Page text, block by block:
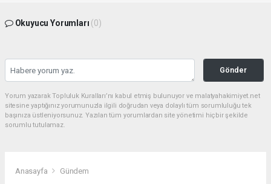
Okuyucu Yorumları (0)
Gönder
Yorum yazarak Topluluk Kuralları’nı kabul etmiş bulunuyor ve malatyahakimiyet.net
sitesine yaptığınız yorumunuzla ilgili doğrudan veya dolaylı tüm sorumluluğu tek
başınıza üstleniyorsunuz. Yazılan tüm yorumlardan site yönetimi hiçbir şekilde
sorumlu tutulamaz.
Anasayfa Gündem